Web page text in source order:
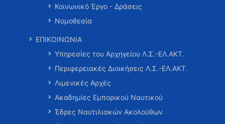
Κοινωνικό Έργο - Δράσεις
Νομοθεσία
ΕΠΙΚΟΙΝΩΝΙΑ
Υπηρεσίες του Αρχηγείου Λ.Σ.-ΕΛ.ΑΚΤ.
Περιφερειακές Διοικήσεις Λ.Σ.-ΕΛ.ΑΚΤ.
Λιμενικές Αρχές
Ακαδημίες Εμπορικού Ναυτικού
Έδρες Ναυτιλιακών Ακολούθων